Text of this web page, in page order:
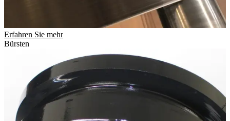
Erfahren Sie mehr
Bürsten